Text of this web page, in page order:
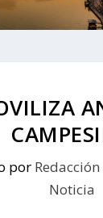
por Redacción
Noticia